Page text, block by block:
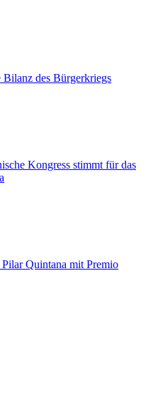
des Bürgerkriegs
Kongress stimmt für das
Quintana mit Premio